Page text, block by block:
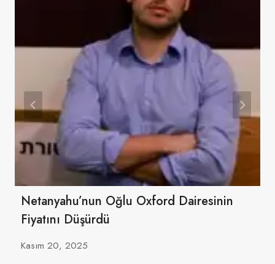
Netanyahu’nun Oğlu Oxford Dairesinin
Fiyatını Düşürdü
Kasım 20, 2025